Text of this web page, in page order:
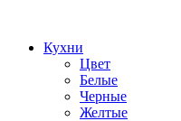
Кухни
Цвет
Белые
Черные
Желтые